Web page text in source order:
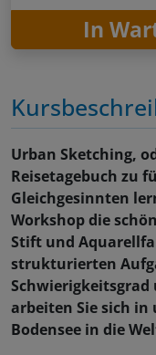
Urban Sketching,
Reisetagebuch zu
Gleichgesinnten
Workshop die
Stift und
strukturierten
Schwierigkeitsgrad
arbeiten Sie sich
Bodensee in die
In